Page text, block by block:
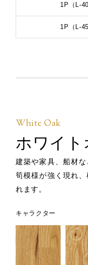
1P（L-40
1P（L-45
White Oak
ホワイト
建築や家具、船材
筍模様が強く現れ
れます。
キャラクター